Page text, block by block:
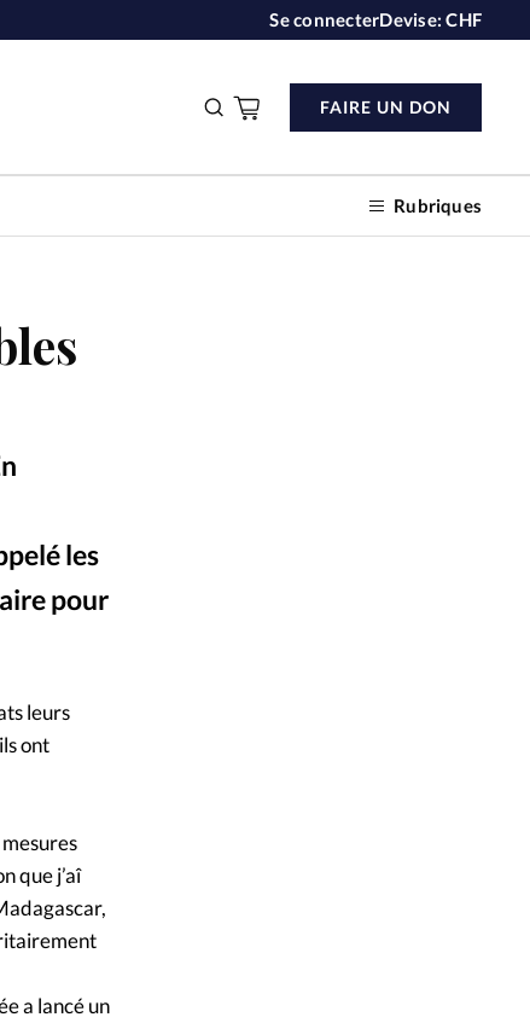
Se connecterDevise:CHF
Rubriques
FAIRE UN DON
les
pour
leurs
ont
que j’aî
a lancé un